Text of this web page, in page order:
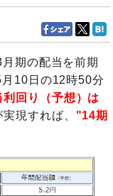
期の配当を前期
10日の12時50分
利回り（予想）は
現すれば、 "14期